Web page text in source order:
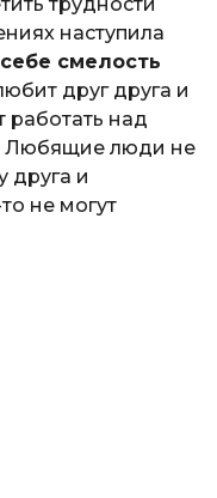
наступила
смелость
друг друга и
над
Любящие люди не
друга и
не могут